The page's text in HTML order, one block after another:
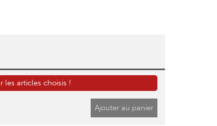
les articles choisis !
Ajouter au panier